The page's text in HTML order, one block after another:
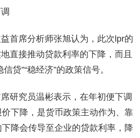
首席分析师张旭认为，此次lpr的
直接推动贷款利率的下降，而且
贷”“稳经济”的政策信号。
研究员温彬表示，在年初便下调
下降，是货币政策主动作为、靠
降会传导至企业的贷款利率，降